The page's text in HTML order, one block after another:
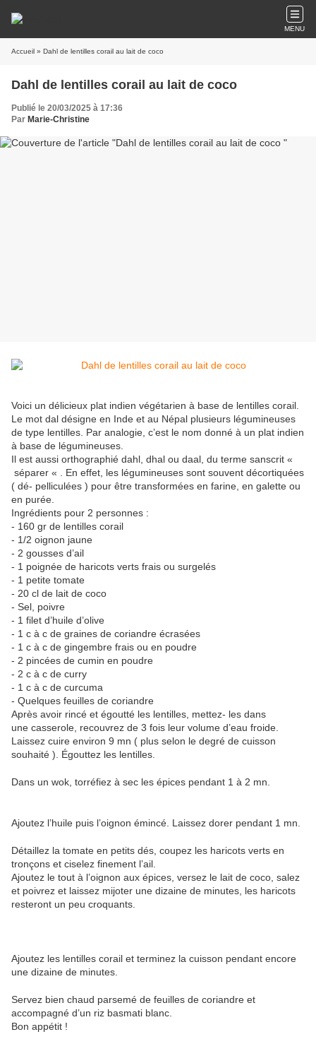
MENU
Accueil » Dahl de lentilles corail au lait de coco
Dahl de lentilles corail au lait de coco
Publié le 20/03/2025 à 17:36
Par Marie-Christine
Voici un délicieux plat indien végétarien à base de lentilles corail.
Le mot dal désigne en Inde et au Népal plusieurs légumineuses
de type lentilles. Par analogie, c’est le nom donné à un plat indien
à base de légumineuses.
Il est aussi orthographié dahl, dhal ou daal, du terme sanscrit «
séparer « . En effet, les légumineuses sont souvent décortiquées
( dé- pelliculées ) pour être transformées en farine, en galette ou
en purée.
Ingrédients pour 2 personnes :
- 160 gr de lentilles corail
- 1/2 oignon jaune
- 2 gousses d’ail
- 1 poignée de haricots verts frais ou surgelés
- 1 petite tomate
- 20 cl de lait de coco
- Sel, poivre
- 1 filet d’huile d’olive
- 1 c à c de graines de coriandre écrasées
- 1 c à c de gingembre frais ou en poudre
- 2 pincées de cumin en poudre
- 2 c à c de curry
- 1 c à c de curcuma
- Quelques feuilles de coriandre
Après avoir rincé et égoutté les lentilles, mettez- les dans
une casserole, recouvrez de 3 fois leur volume d’eau froide.
Laissez cuire environ 9 mn ( plus selon le degré de cuisson
souhaité ). Égouttez les lentilles.
Dans un wok, torréfiez à sec les épices pendant 1 à 2 mn.
Ajoutez l’huile puis l’oignon émincé. Laissez dorer pendant 1 mn.
Détaillez la tomate en petits dés, coupez les haricots verts en
tronçons et ciselez finement l’ail.
Ajoutez le tout à l’oignon aux épices, versez le lait de coco, salez
et poivrez et laissez mijoter une dizaine de minutes, les haricots
resteront un peu croquants.
Ajoutez les lentilles corail et terminez la cuisson pendant encore
une dizaine de minutes.
Servez bien chaud parsemé de feuilles de coriandre et
accompagné d’un riz basmati blanc.
Bon appétit !